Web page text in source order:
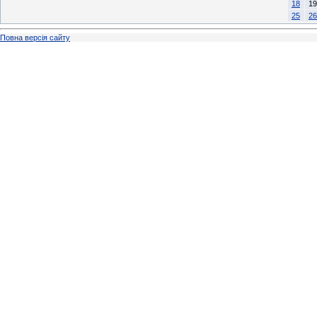
18
19
25
26
Повна версія сайту